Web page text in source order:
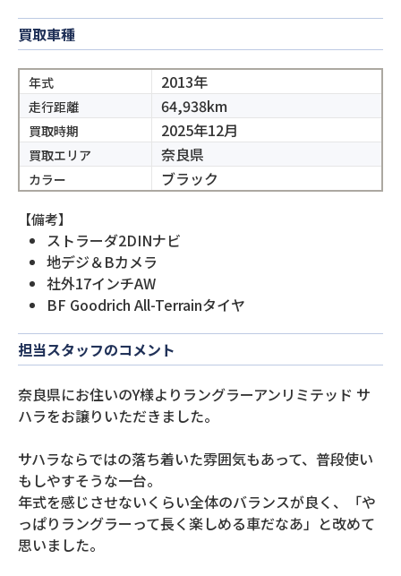
買取車種
年式 2013年
走行距離 64,938km
買取時期 2025年12月
買取エリア 奈良県
カラー ブラック
【備考】
ストラーダ2DINナビ
地デジ＆Bカメラ
社外17インチAW
BF Goodrich All-Terrainタイヤ
担当スタッフのコメント
奈良県にお住いのY様よりラングラーアンリミテッド サ
ハラをお譲りいただきました。
サハラならではの落ち着いた雰囲気もあって、普段使い
もしやすそうな一台。
年式を感じさせないくらい全体のバランスが良く、「や
っぱりラングラーって長く楽しめる車だなあ」と改めて
思いました。